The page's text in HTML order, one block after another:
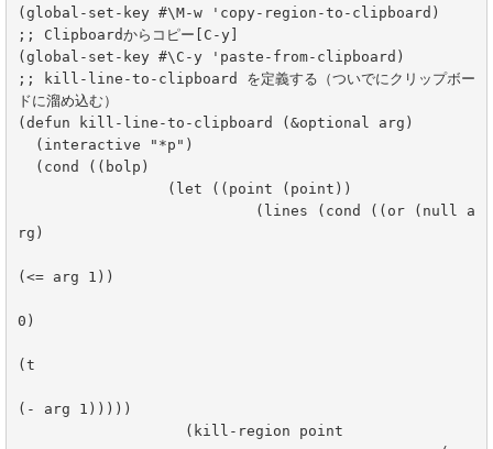
(global-set-key #\M-w 'copy-region-to-clipboard)
;; Clipboardからコピー[C-y]
(global-set-key #\C-y 'paste-from-clipboard)
;; kill-line-to-clipboard を定義する（ついでにクリップボー
ドに溜め込む）
(defun kill-line-to-clipboard (&optional arg)
rg)
(<= arg 1))
0)
(t
(- arg 1)))))